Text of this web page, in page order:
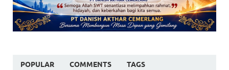
POPULAR COMMENTS TAGS